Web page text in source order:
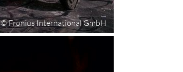
© Fronius International GmbH